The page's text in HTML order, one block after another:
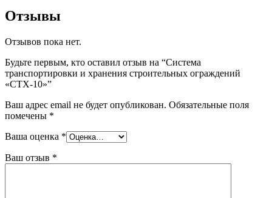
Отзывы
Отзывов пока нет.
Будьте первым, кто оставил отзыв на “Система
транспортировки и хранения строительных ограждений
«СТХ-10»”
Ваш адрес email не будет опубликован. Обязательные поля
помечены *
Ваша оценка *
Ваш отзыв *